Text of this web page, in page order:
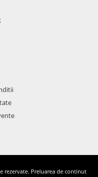
rezervate. Preluarea de continut